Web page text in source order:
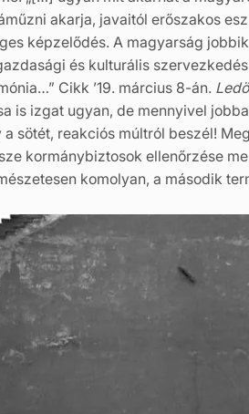
akarja, javaitól erőszakos
képzelődés. A magyarság
és kulturális
Cikk ’19. március 8-án.
is izgat ugyan, de mennyivel
a sötét, reakciós múltról beszél!
kormánybiztosok ellenőrzése
komolyan, a második